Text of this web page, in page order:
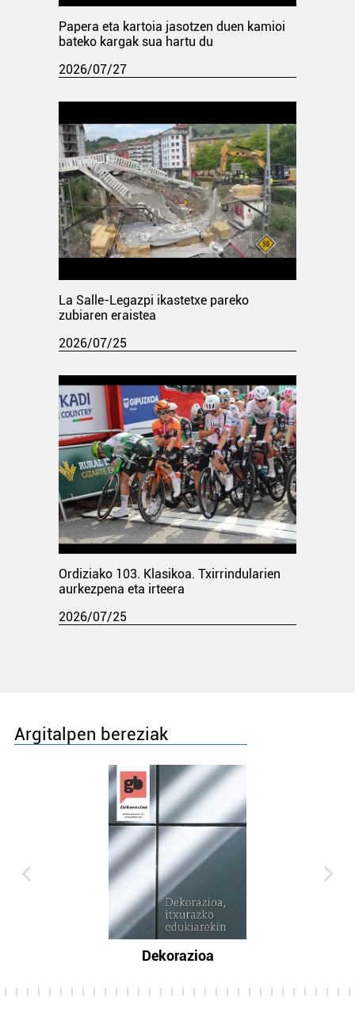
Papera eta kartoia jasotzen duen kamioi
bateko kargak sua hartu du
2026/07/27
La Salle-Legazpi ikastetxe pareko
zubiaren eraistea
2026/07/25
Ordiziako 103. Klasikoa. Txirrindularien
aurkezpena eta irteera
2026/07/25
Argitalpen bereziak
Dekorazioa